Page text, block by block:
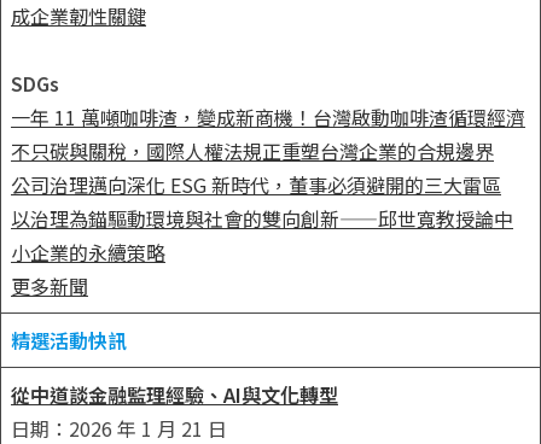
成企業韌性關鍵
SDGs
一年 11 萬噸咖啡渣，變成新商機！台灣啟動咖啡渣循環經濟
不只碳與關稅，國際人權法規正重塑台灣企業的合規邊界
公司治理邁向深化 ESG 新時代，董事必須避開的三大雷區
以治理為錨驅動環境與社會的雙向創新——邱世寬教授論中
小企業的永續策略
更多新聞
精選活動快訊
從中道談金融監理經驗、AI與文化轉型
日期：2026 年 1 月 21 日